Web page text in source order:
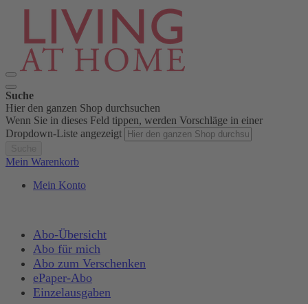
Suche
Hier den ganzen Shop durchsuchen
Wenn Sie in dieses Feld tippen, werden Vorschläge in einer
Dropdown-Liste angezeigt
Mein Warenkorb
Mein Konto
Abo-Übersicht
Abo für mich
Abo zum Verschenken
ePaper-Abo
Einzelausgaben